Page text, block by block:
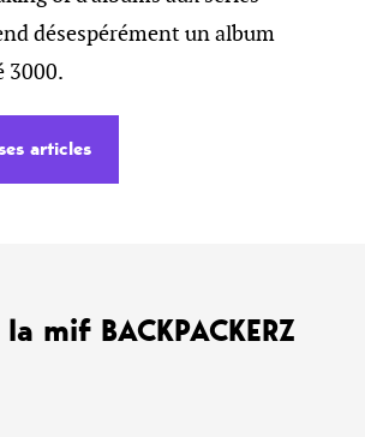
désespérément un album
3000.
articles
mif BACKPACKERZ